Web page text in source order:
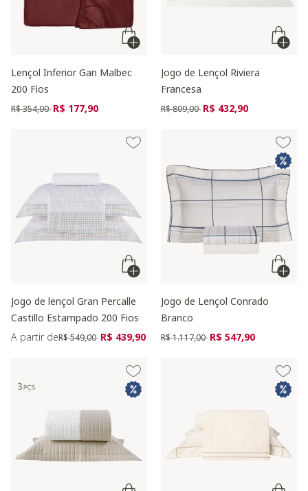
Lençol Inferior Gan Malbec
200 Fios
Preço reduzido de
R$ 354,00 para
R$ 177,90
Jogo de Lençol Riviera
Francesa
Preço reduzido de
R$ 809,00 para
R$ 432,90
Jogo de lençol Gran Percalle
Castillo Estampado 200 Fios
A partir dePreço reduzido de
R$ 549,00 para
R$ 439,90
Jogo de Lençol Conrado
Branco
Preço reduzido de
R$ 1.117,00 para
R$ 547,90